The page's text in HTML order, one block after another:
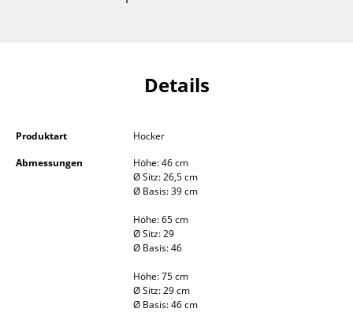
TV Möbel
Kleinaufbewahrung
Einzelteile
... alle Aufbewahrungsmöbel
Details
Produktart
Hocker
Abmessungen
Höhe: 46 cm
Ø Sitz: 26,5 cm
Ø Basis: 39 cm
Höhe: 65 cm
Ø Sitz: 29
Ø Basis: 46
Höhe: 75 cm
Ø Sitz: 29 cm
Ø Basis: 46 cm